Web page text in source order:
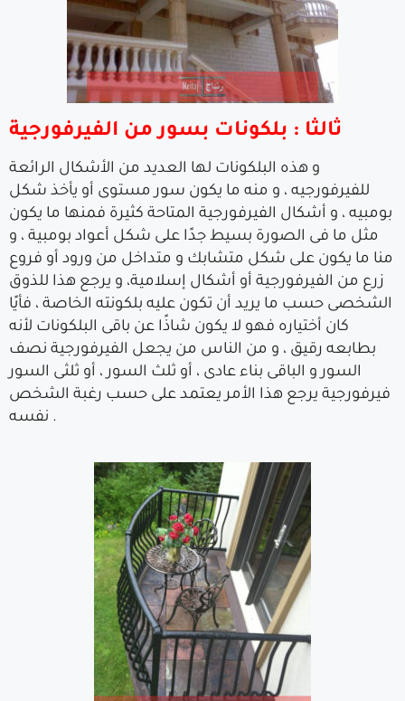
ثالثا : بلكونات بسور من الفيرفورجية
و هذه البلكونات لها العديد من الأشكال الرائعة
للفيرفورجيه ، و منه ما يكون سور مستوى أو يأخذ شكل
بومبيه ، و أشكال الفيرفورجية المتاحة كثيرة فمنها ما يكون
مثل ما فى الصورة بسيط جدًا على شكل أعواد بومبية ، و
منا ما يكون على شكل متشابك و متداخل من ورود أو فروع
زرع من الفيرفورجية أو أشكال إسلامية، و يرجع هذا للذوق
الشخصى حسب ما يريد أن تكون عليه بلكونته الخاصة ، فأيًا
كان أختياره فهو لا يكون شاذًا عن باقى البلكونات لأنه
بطابعه رقيق ، و من الناس من يجعل الفيرفورجية نصف
السور و الباقى بناء عادى ، أو ثلث السور ، أو ثلثى السور
فيرفورجية يرجع هذا الأمر يعتمد على حسب رغبة الشخص
نفسه .